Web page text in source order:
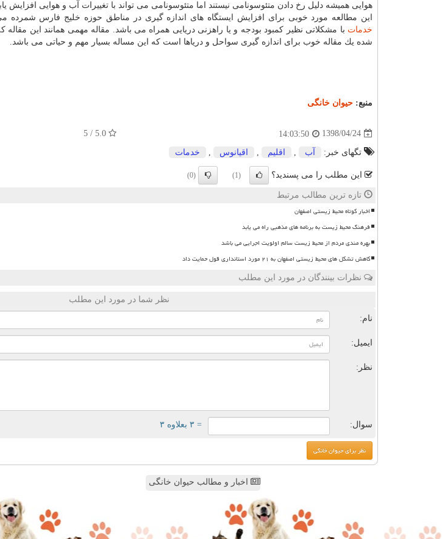
هوایی همیشه دلیل رخ دادن متئوسونامی نیستند اما متئوسونامی می تواند با تغییرات آب و هوایی افزایش
این مطالعه مورد خوبی برای افزایش ایستگاه های اندازه گیری در مناطق حوزه خلیج فارس شمرده
خدمات با مشكلاتی نظیر كمبود بودجه و یا راهزنی دریایی همراه می باشد. مقاله مهمی همانند این مقاله
شده یك مقاله خوب برای اندازه گیری سواحل و دریاها است كه این مساله بسیار مهم و حیاتی می باشد.
منبع: حیوان خانگی
1398/04/24
14:03:50
5.0 / 5
تگهای خبر: آب اقلیم اقیانوس خدمات
این مطلب را می پسندید؟ (1)
(0)
تازه ترین مطالب مرتبط
اخبار کوتاه محیط زیستی اصفهان
فرهنگ محیط زیست به برنامه های مذهبی راه می یابد
بهره مندی مردم از محیط زیست سالم اولویت اجرایی می باشد
کاهش تشکل های محیط زیستی اصفهان به ۲۱ مورد استانداری قول حمایت داد
نظرات بینندگان در مورد این مطلب
نظر شما در مورد این مطلب
نام:
ایمیل:
نظر:
سوال: = ۳ بعلاوه ۳
اخبار و مطالب حیوان خانگی